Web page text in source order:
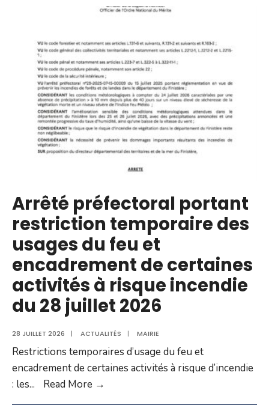
Arrêté préfectoral portant
restriction temporaire des
usages du feu et
encadrement de certaines
activités à risque incendie
du 28 juillet 2026
28 JUILLET 2026 | ACTUALITÉS | MAIRIE
Restrictions temporaires d’usage du feu et
encadrement de certaines activités à risque d’incendie
: les... Read More →